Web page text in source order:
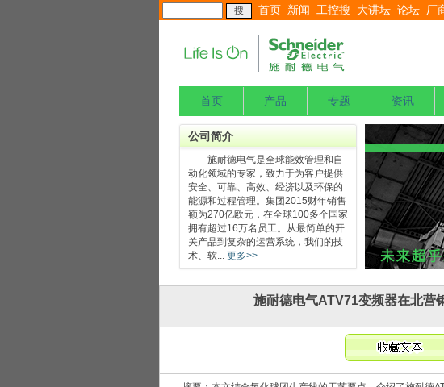
首页 新闻 工控搜 大讲坛 论坛 厂
首页 产品 专题 资讯
公司简介
施耐德电气是全球能效管理和自
动化领域的专家，致力于为客户提供
安全、可靠、高效、经济以及环保的
能源和过程管理。集团2015财年销售
额为270亿欧元，在全球100多个国家
拥有超过16万名员工。从最简单的开
关产品到复杂的运营系统，我们的技
术、软... 更多>>
施耐德电气ATV71变频器在北营